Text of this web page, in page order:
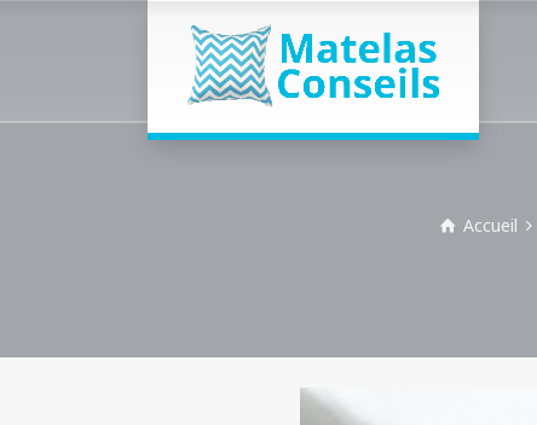
Accueil